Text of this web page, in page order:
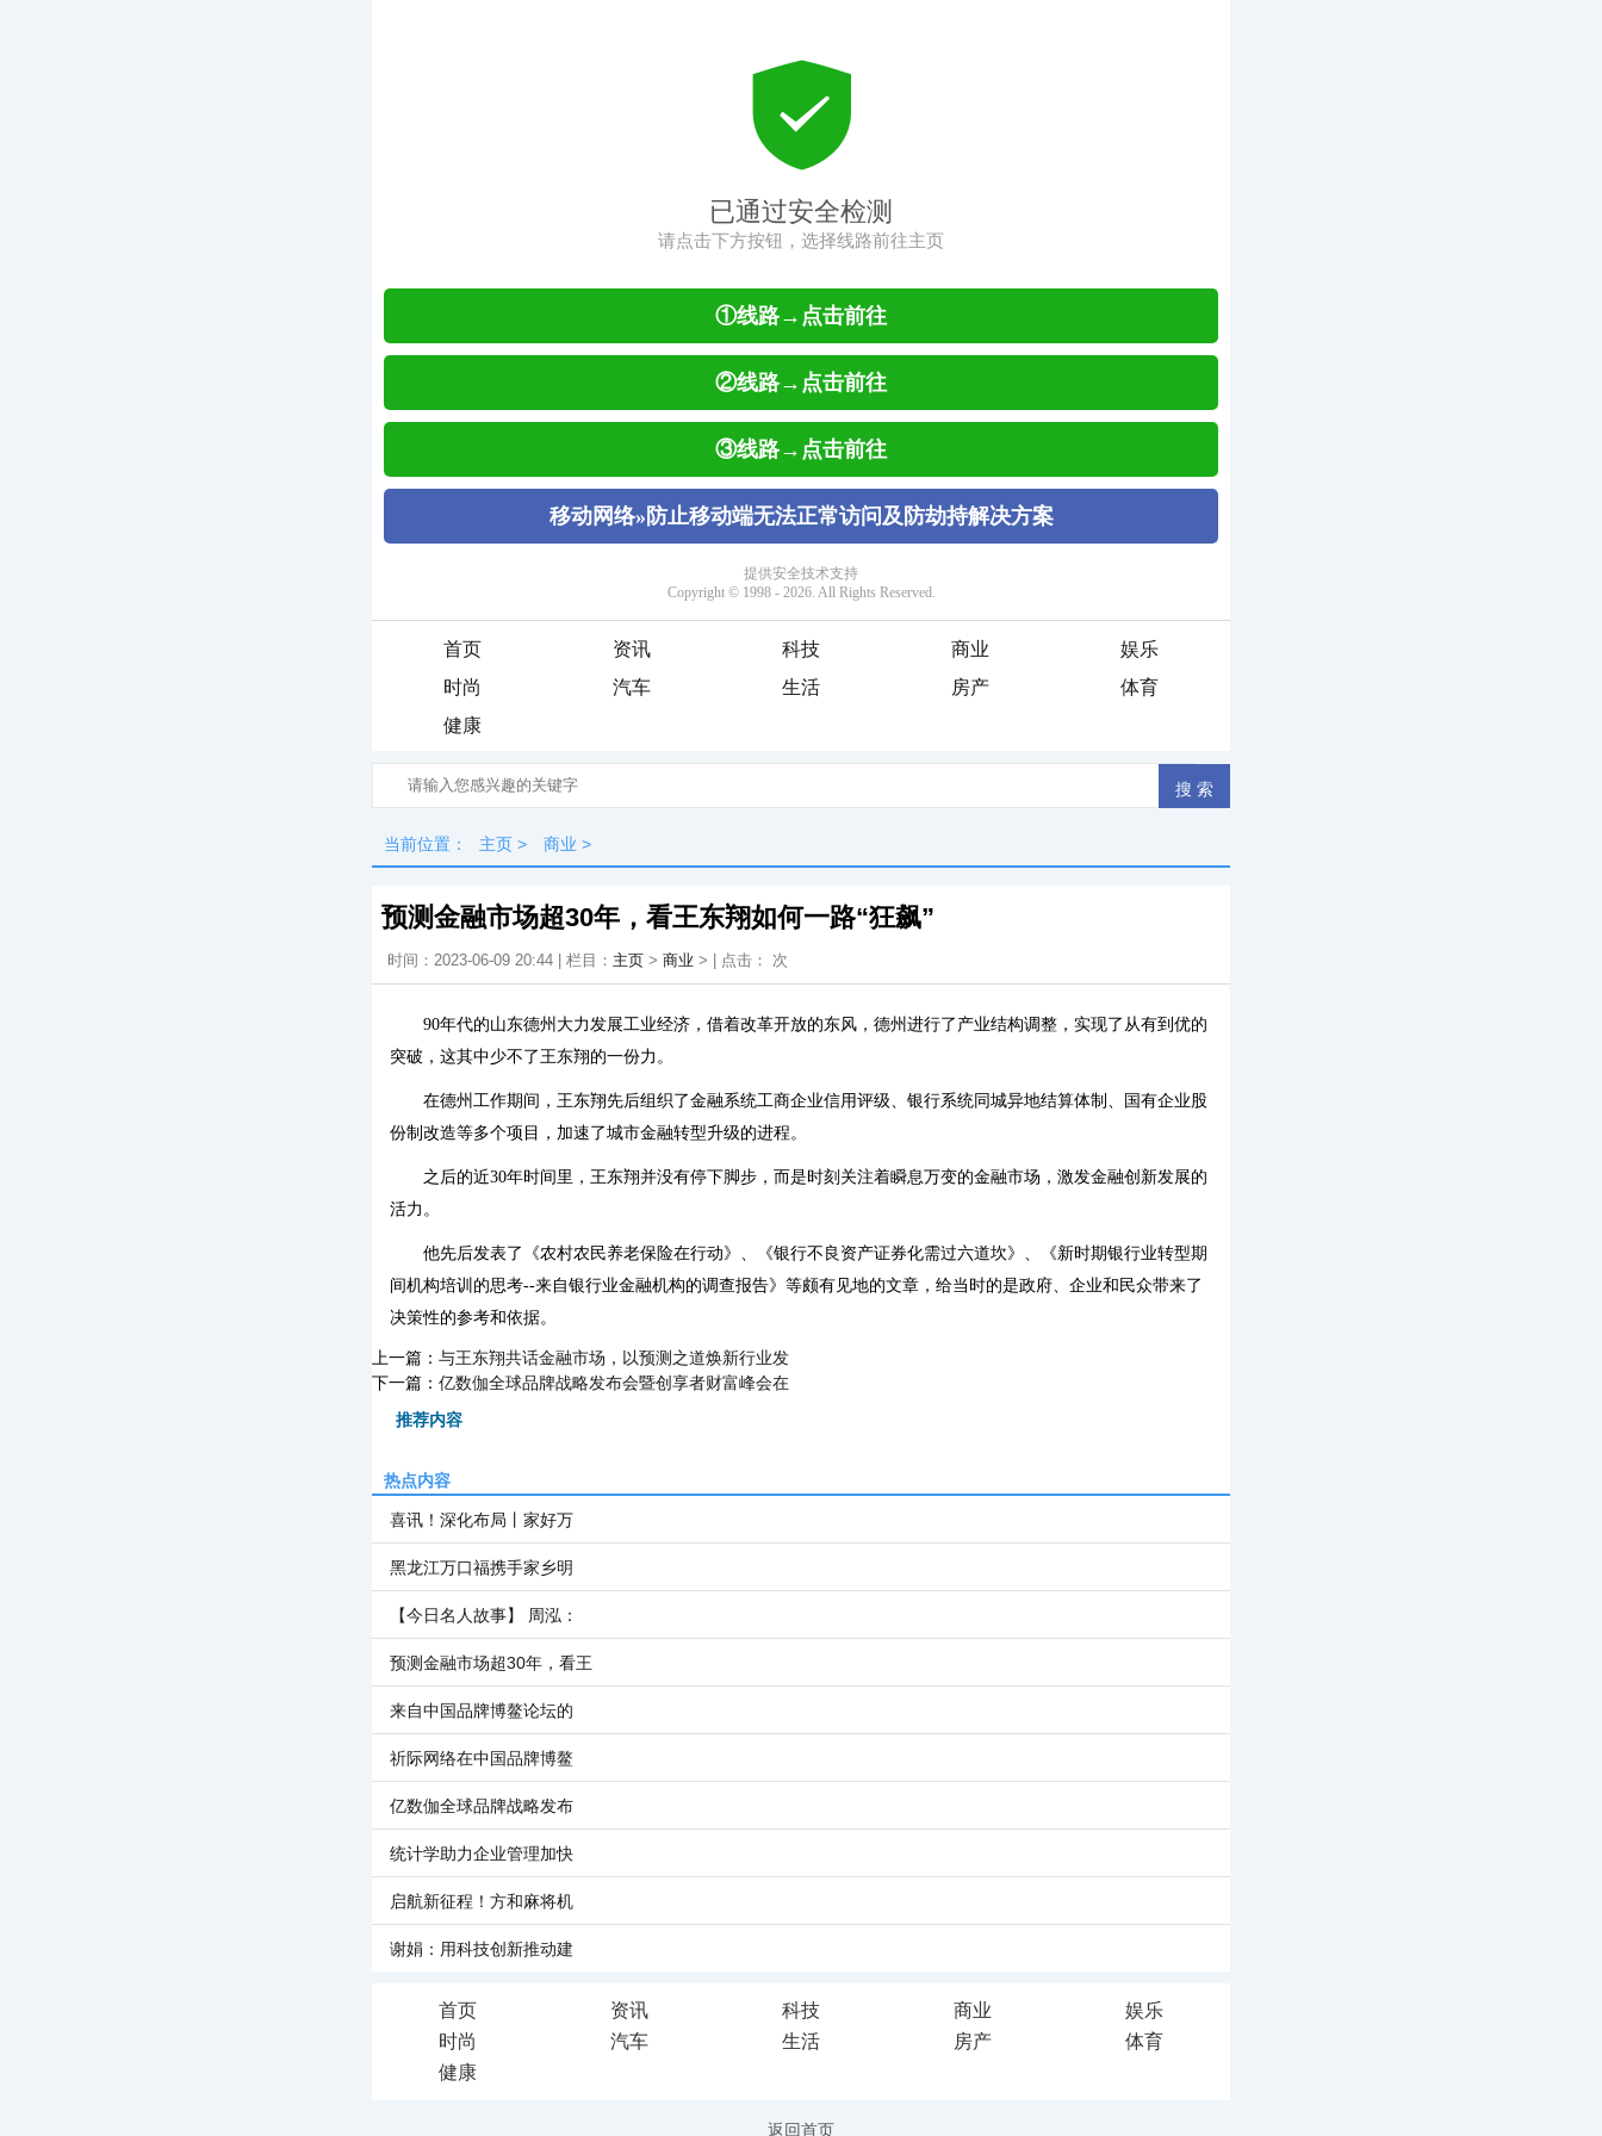
首页 资讯 科技 商业
娱乐
时尚
汽车 生活 房产
体育
健康
当前位置： 主页 > 商业 >
预测金融市场超30年，看王东翔如何一路“狂飙”
时间：2023-06-09 20:44 | 栏目： 主页 > 商业 > | 点击： 次
90年代的山东德州大力发展工业经济，借着改革开放的东风，德州进行了产业结构调整，实现了从有到优的
突破，这其中少不了王东翔的一份力。
在德州工作期间，王东翔先后组织了金融系统工商企业信用评级、银行系统同城异地结算体制、国有企业股
份制改造等多个项目，加速了城市金融转型升级的进程。
之后的近30年时间里，王东翔并没有停下脚步，而是时刻关注着瞬息万变的金融市场，激发金融创新发展的
活力。
他先后发表了《农村农民养老保险在行动》、《银行不良资产证券化需过六道坎》、《新时期银行业转型期
间机构培训的思考--来自银行业金融机构的调查报告》等颇有见地的文章，给当时的是政府、企业和民众带来了
决策性的参考和依据。
上一篇： 与王东翔共话金融市场，以预测之道焕新行业发
下一篇： 亿数伽全球品牌战略发布会暨创享者财富峰会在
推荐内容
热点内容
喜讯！深化布局丨家好万
黑龙江万口福携手家乡明
【今日名人故事】 周泓：
预测金融市场超30年，看王
来自中国品牌博鳌论坛的
祈际网络在中国品牌博鳌
亿数伽全球品牌战略发布
统计学助力企业管理加快
启航新征程！方和麻将机
谢娟：用科技创新推动建
首页 资讯 科技 商业
娱乐
时尚
汽车 生活 房产
体育
健康
返回首页